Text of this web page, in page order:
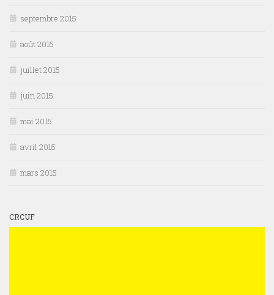
septembre 2015
août 2015
juillet 2015
juin 2015
mai 2015
avril 2015
mars 2015
CRCUF